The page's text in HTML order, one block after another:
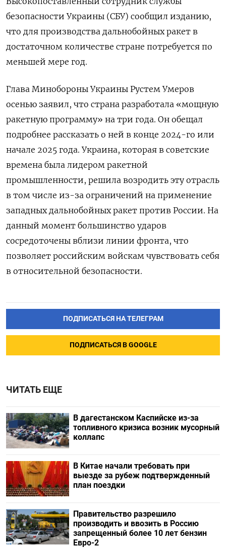
безопасности Украины (СБУ) сообщил изданию,
что для производства дальнобойных ракет в
достаточном количестве стране потребуется по
меньшей мере год.
Глава Минобороны Украины Рустем Умеров
осенью заявил, что страна разработала «мощную
ракетную программу» на три года. Он обещал
подробнее рассказать о ней в конце 2024-го или
начале 2025 года. Украина, которая в советские
времена была лидером ракетной
промышленности, решила возродить эту отрасль
в том числе из-за ограничений на применение
западных дальнобойных ракет против России. На
данный момент большинство ударов
сосредоточены вблизи линии фронта, что
позволяет российским войскам чувствовать себя
в относительной безопасности.
ПОДПИСАТЬСЯ НА ТЕЛЕГРАМ
ПОДПИСАТЬСЯ В GOOGLE
ЧИТАТЬ ЕЩЕ
В дагестанском Каспийске из-за
топливного кризиса возник мусорный
коллапс
В Китае начали требовать при
выезде за рубеж подтвержденный
план поездки
Правительство разрешило
производить и ввозить в Россию
запрещенный более 10 лет бензин
Евро-2